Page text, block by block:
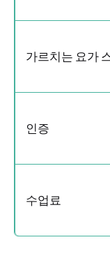
가르치는 요가
인증
수업료